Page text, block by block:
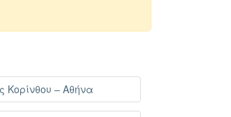
Κορίνθου – Αθήνα